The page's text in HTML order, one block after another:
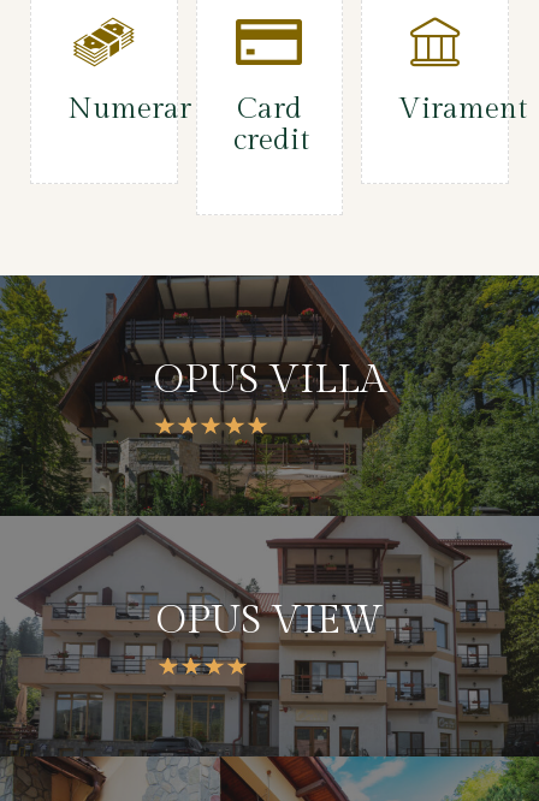
Numerar
Card
credit
Virament
OPUS VILLA
OPUS VIEW